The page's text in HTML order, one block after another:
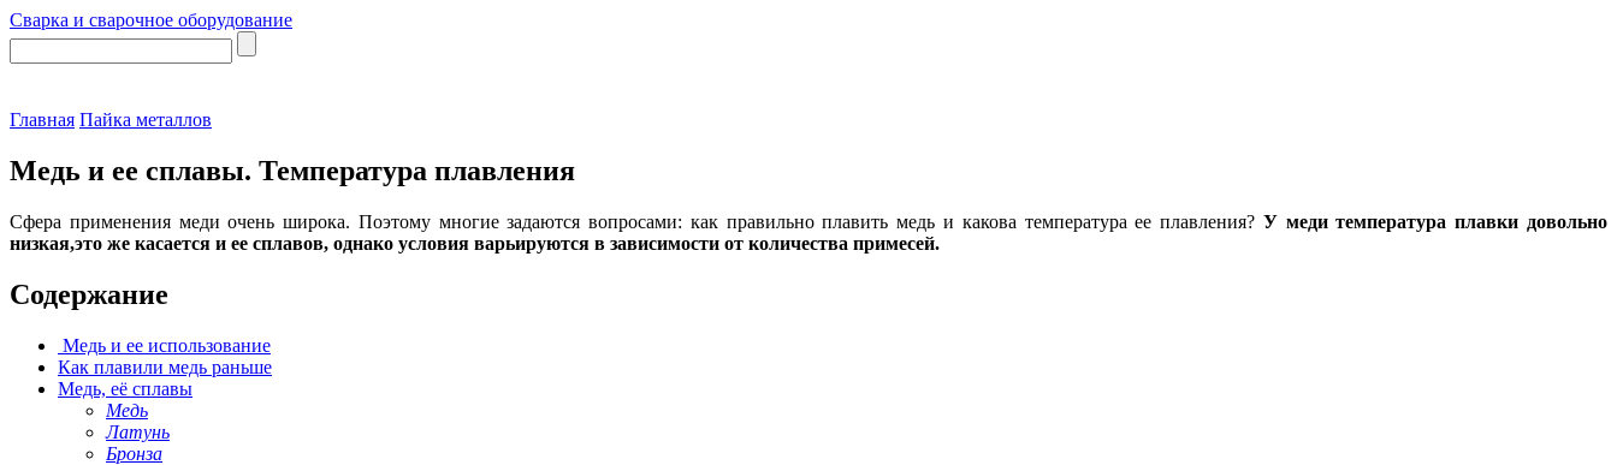
Сварка и сварочное оборудование
Главная Пайка металлов
Медь и ее сплавы. Температура плавления
Сфера применения меди очень широка. Поэтому многие задаются вопросами: как правильно плавить медь и какова температура ее плавления? У меди температура плавки довольно
низкая,это же касается и ее сплавов, однако условия варьируются в зависимости от количества примесей.
Содержание
Медь и ее использование
Как плавили медь раньше
Медь, её сплавы
Медь
Латунь
Бронза